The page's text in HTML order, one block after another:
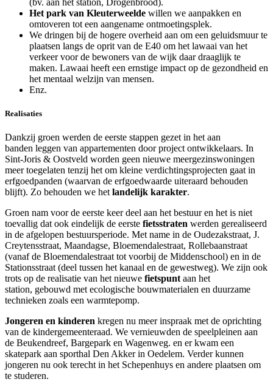
Het park van Kleuterweelde willen we aanpakken en
omtoveren tot een aangename ontmoetingsplek.
We dringen bij de hogere overheid aan om een geluidsmuur te
plaatsen langs de oprit van de E40 om het lawaai van het
verkeer voor de bewoners van de wijk daar draaglijk te
maken. Lawaai heeft een ernstige impact op de gezondheid en
het mentaal welzijn van mensen.
Enz.
Realisaties
Dankzij groen werden de eerste stappen gezet in het aan
banden leggen van appartementen door project ontwikkelaars. In
Sint-Joris & Oostveld worden geen nieuwe meergezinswoningen
meer toegelaten tenzij het om kleine verdichtingsprojecten gaat in
erfgoedpanden (waarvan de erfgoedwaarde uiteraard behouden
blijft). Zo behouden we het landelijk karakter.
Groen nam voor de eerste keer deel aan het bestuur en het is niet
toevallig dat ook eindelijk de eerste fietsstraten werden gerealiseerd
in de afgelopen bestuursperiode. Met name in de Oudezakstraat, J.
Creytensstraat, Maandagse, Bloemendalestraat, Rollebaanstraat
(vanaf de Bloemendalestraat tot voorbij de Middenschool) en in de
Stationsstraat (deel tussen het kanaal en de gewestweg). We zijn ook
trots op de realisatie van het nieuwe fietspunt aan het
station, gebouwd met ecologische bouwmaterialen en duurzame
technieken zoals een warmtepomp.
Jongeren en kinderen kregen nu meer inspraak met de oprichting
van de kindergemeenteraad. We vernieuwden de speelpleinen aan
de Beukendreef, Bargepark en Wagenweg. en er kwam een
skatepark aan sporthal Den Akker in Oedelem. Verder kunnen
jongeren nu ook terecht in het Schepenhuys en andere plaatsen om
te studeren.